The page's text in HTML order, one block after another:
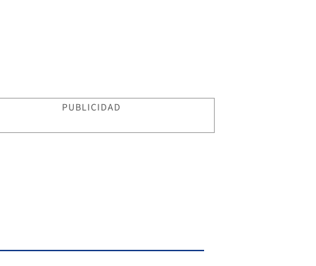
PUBLICIDAD